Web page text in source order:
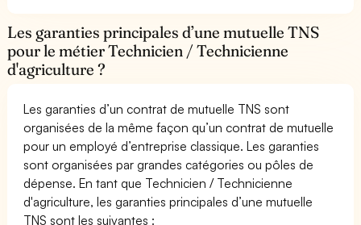
Les garanties principales d’une mutuelle TNS
pour le métier Technicien / Technicienne
d'agriculture ?
Les garanties d’un contrat de mutuelle TNS sont
organisées de la même façon qu’un contrat de mutuelle
pour un employé d’entreprise classique. Les garanties
sont organisées par grandes catégories ou pôles de
dépense. En tant que Technicien / Technicienne
d'agriculture, les garanties principales d’une mutuelle
TNS sont les suivantes :